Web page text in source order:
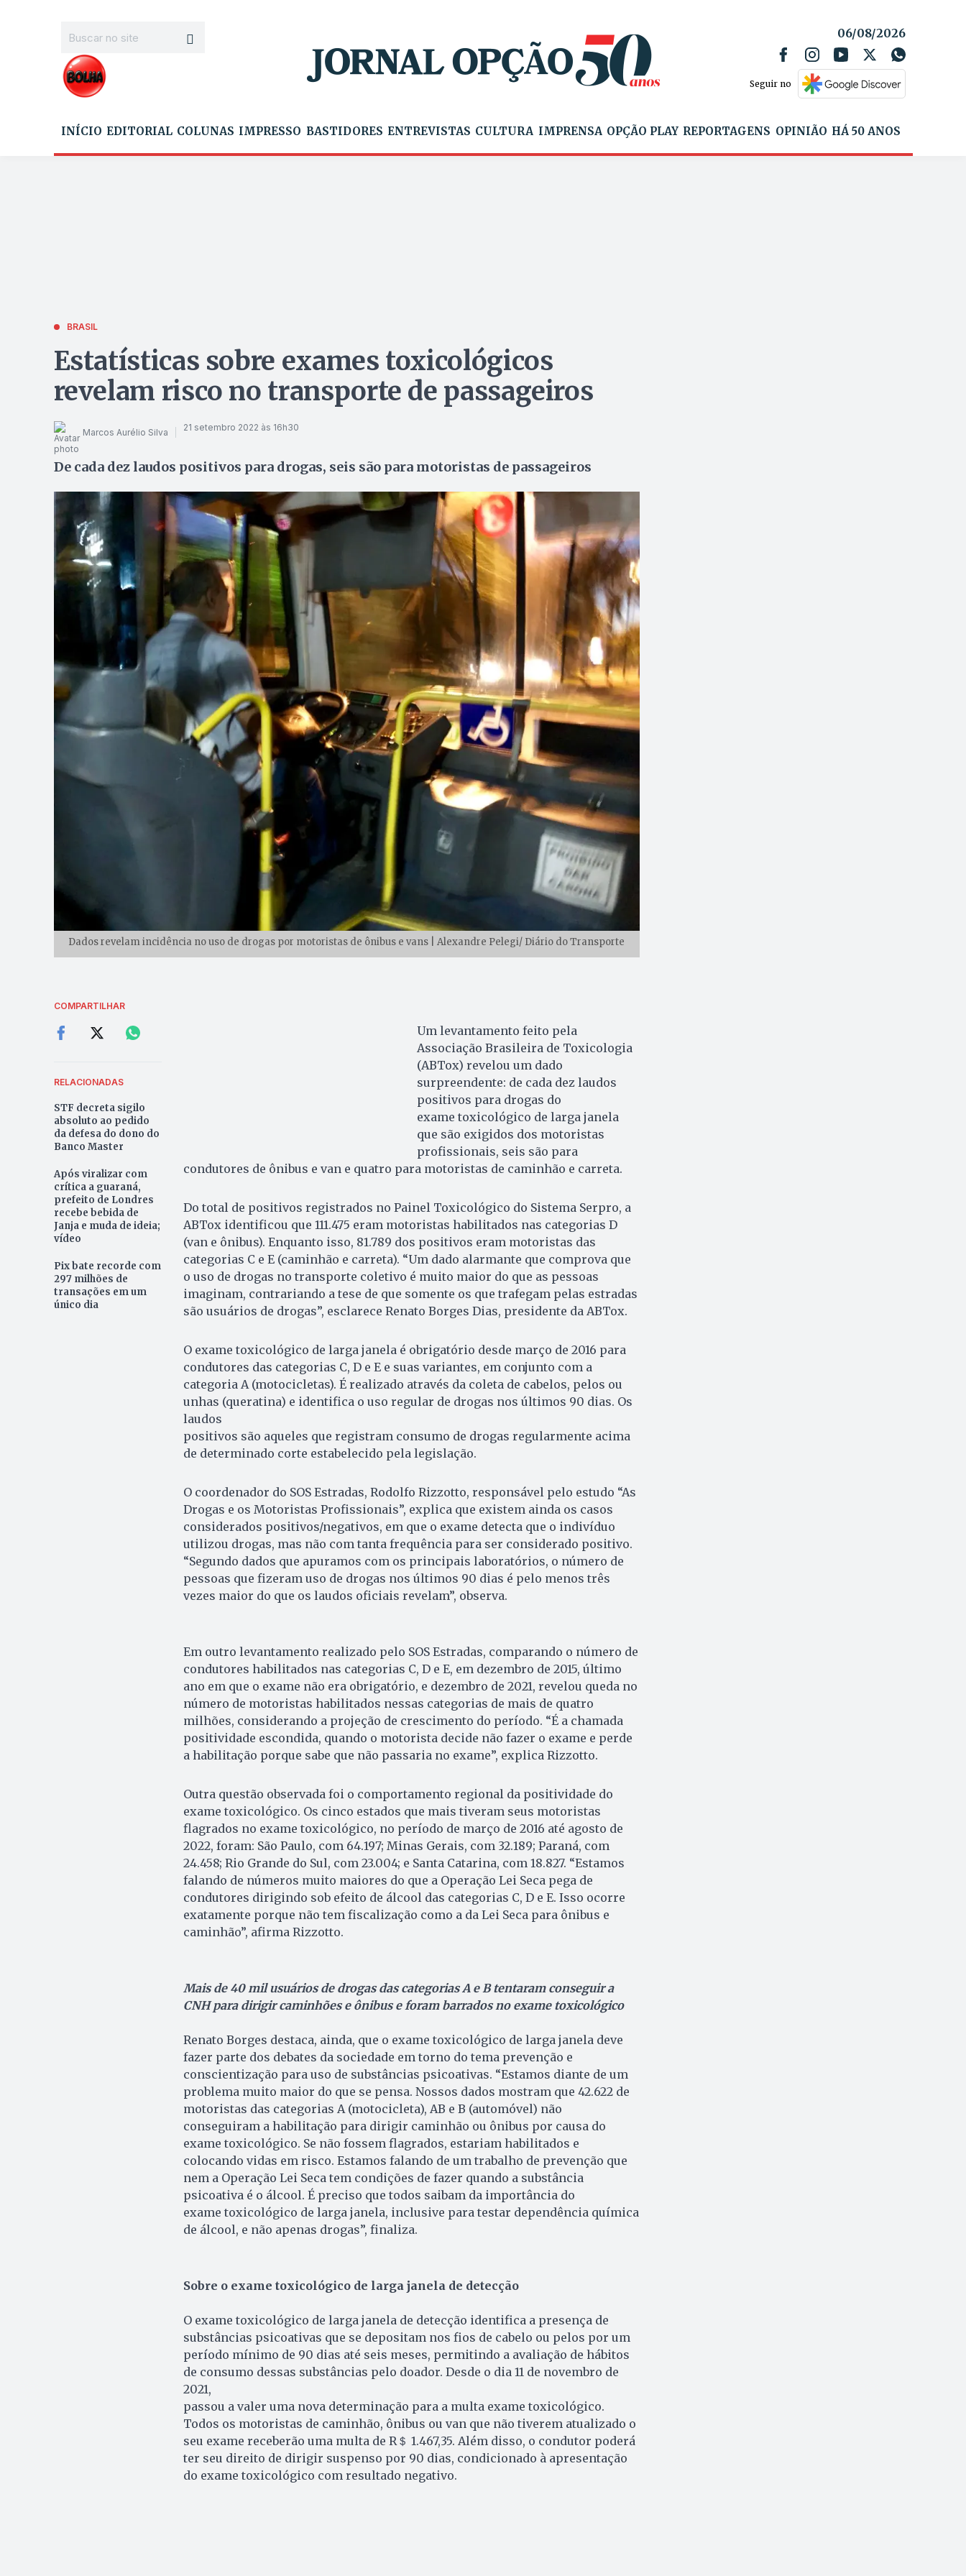
06/08/2026
Seguir no
INÍCIO EDITORIAL COLUNAS IMPRESSO BASTIDORES ENTREVISTAS CULTURA IMPRENSA OPÇÃO PLAY REPORTAGENS OPINIÃO HÁ 50 ANOS
BRASIL
Estatísticas sobre exames toxicológicos
revelam risco no transporte de passageiros
Marcos Aurélio Silva 21 setembro 2022 às 16h30
De cada dez laudos positivos para drogas, seis são para motoristas de passageiros
Dados revelam incidência no uso de drogas por motoristas de ônibus e vans | Alexandre Pelegi/ Diário do Transporte
COMPARTILHAR
RELACIONADAS
STF decreta sigilo
absoluto ao pedido
da defesa do dono do
Banco Master
Após viralizar com
crítica a guaraná,
prefeito de Londres
recebe bebida de
Janja e muda de ideia;
vídeo
Pix bate recorde com
297 milhões de
transações em um
único dia
Um levantamento feito pela
Associação Brasileira de Toxicologia
(ABTox) revelou um dado
surpreendente: de cada dez laudos
positivos para drogas do
exame toxicológico de larga janela
que são exigidos dos motoristas
profissionais, seis são para
condutores de ônibus e van e quatro para motoristas de caminhão e carreta.
Do total de positivos registrados no Painel Toxicológico do Sistema Serpro, a
ABTox identificou que 111.475 eram motoristas habilitados nas categorias D
(van e ônibus). Enquanto isso, 81.789 dos positivos eram motoristas das
categorias C e E (caminhão e carreta). “Um dado alarmante que comprova que
o uso de drogas no transporte coletivo é muito maior do que as pessoas
imaginam, contrariando a tese de que somente os que trafegam pelas estradas
são usuários de drogas”, esclarece Renato Borges Dias, presidente da ABTox.
O exame toxicológico de larga janela é obrigatório desde março de 2016 para
condutores das categorias C, D e E e suas variantes, em conjunto com a
categoria A (motocicletas). É realizado através da coleta de cabelos, pelos ou
unhas (queratina) e identifica o uso regular de drogas nos últimos 90 dias. Os
laudos
positivos são aqueles que registram consumo de drogas regularmente acima
de determinado corte estabelecido pela legislação.
O coordenador do SOS Estradas, Rodolfo Rizzotto, responsável pelo estudo “As
Drogas e os Motoristas Profissionais”, explica que existem ainda os casos
considerados positivos/negativos, em que o exame detecta que o indivíduo
utilizou drogas, mas não com tanta frequência para ser considerado positivo.
“Segundo dados que apuramos com os principais laboratórios, o número de
pessoas que fizeram uso de drogas nos últimos 90 dias é pelo menos três
vezes maior do que os laudos oficiais revelam”, observa.
Em outro levantamento realizado pelo SOS Estradas, comparando o número de
condutores habilitados nas categorias C, D e E, em dezembro de 2015, último
ano em que o exame não era obrigatório, e dezembro de 2021, revelou queda no
número de motoristas habilitados nessas categorias de mais de quatro
milhões, considerando a projeção de crescimento do período. “É a chamada
positividade escondida, quando o motorista decide não fazer o exame e perde
a habilitação porque sabe que não passaria no exame”, explica Rizzotto.
Outra questão observada foi o comportamento regional da positividade do
exame toxicológico. Os cinco estados que mais tiveram seus motoristas
flagrados no exame toxicológico, no período de março de 2016 até agosto de
2022, foram: São Paulo, com 64.197; Minas Gerais, com 32.189; Paraná, com
24.458; Rio Grande do Sul, com 23.004; e Santa Catarina, com 18.827. “Estamos
falando de números muito maiores do que a Operação Lei Seca pega de
condutores dirigindo sob efeito de álcool das categorias C, D e E. Isso ocorre
exatamente porque não tem fiscalização como a da Lei Seca para ônibus e
caminhão”, afirma Rizzotto.
Mais de 40 mil usuários de drogas das categorias A e B tentaram conseguir a
CNH para dirigir caminhões e ônibus e foram barrados no exame toxicológico
Renato Borges destaca, ainda, que o exame toxicológico de larga janela deve
fazer parte dos debates da sociedade em torno do tema prevenção e
conscientização para uso de substâncias psicoativas. “Estamos diante de um
problema muito maior do que se pensa. Nossos dados mostram que 42.622 de
motoristas das categorias A (motocicleta), AB e B (automóvel) não
conseguiram a habilitação para dirigir caminhão ou ônibus por causa do
exame toxicológico. Se não fossem flagrados, estariam habilitados e
colocando vidas em risco. Estamos falando de um trabalho de prevenção que
nem a Operação Lei Seca tem condições de fazer quando a substância
psicoativa é o álcool. É preciso que todos saibam da importância do
exame toxicológico de larga janela, inclusive para testar dependência química
de álcool, e não apenas drogas”, finaliza.
Sobre o exame toxicológico de larga janela de detecção
O exame toxicológico de larga janela de detecção identifica a presença de
substâncias psicoativas que se depositam nos fios de cabelo ou pelos por um
período mínimo de 90 dias até seis meses, permitindo a avaliação de hábitos
de consumo dessas substâncias pelo doador. Desde o dia 11 de novembro de
2021,
passou a valer uma nova determinação para a multa exame toxicológico.
Todos os motoristas de caminhão, ônibus ou van que não tiverem atualizado o
seu exame receberão uma multa de R＄ 1.467,35. Além disso, o condutor poderá
ter seu direito de dirigir suspenso por 90 dias, condicionado à apresentação
do exame toxicológico com resultado negativo.